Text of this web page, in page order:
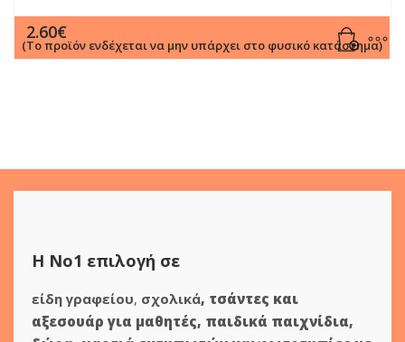
2.60€
(Το προϊόν ενδέχεται να μην υπάρχει στο φυσικό κατάστημα)
Η Νο1 επιλογή σε
είδη γραφείου, σχολικά, τσάντες και
αξεσουάρ για μαθητές, παιδικά παιχνίδια,